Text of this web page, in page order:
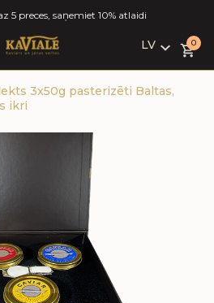
5 preces, saņemiet 10% atlaidi
LV
LV
RU
0
3x50g pasterizēti Baltas,
ikri